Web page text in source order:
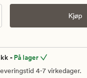
Kjøp
- På lager
4-7 virkedager.